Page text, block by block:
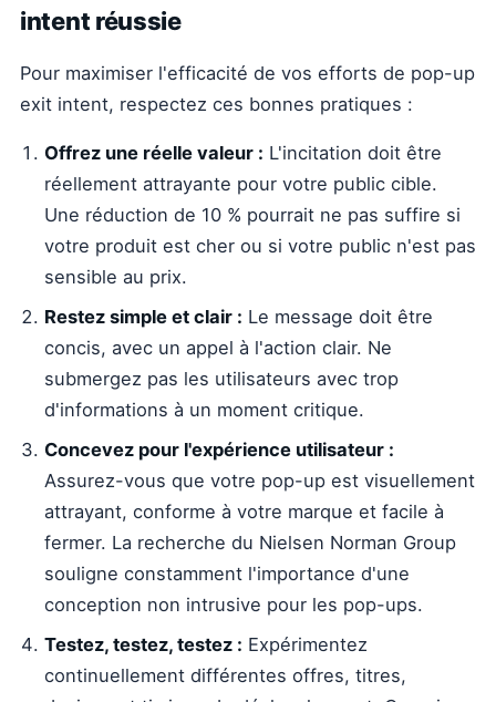
intent réussie
Pour maximiser l'efficacité de vos efforts de pop-up
exit intent, respectez ces bonnes pratiques :
Offrez une réelle valeur : L'incitation doit être
réellement attrayante pour votre public cible.
Une réduction de 10 % pourrait ne pas suffire si
votre produit est cher ou si votre public n'est pas
sensible au prix.
Restez simple et clair : Le message doit être
concis, avec un appel à l'action clair. Ne
submergez pas les utilisateurs avec trop
d'informations à un moment critique.
Concevez pour l'expérience utilisateur :
Assurez-vous que votre pop-up est visuellement
attrayant, conforme à votre marque et facile à
fermer. La recherche du Nielsen Norman Group
souligne constamment l'importance d'une
conception non intrusive pour les pop-ups.
Testez, testez, testez : Expérimentez
continuellement différentes offres, titres,